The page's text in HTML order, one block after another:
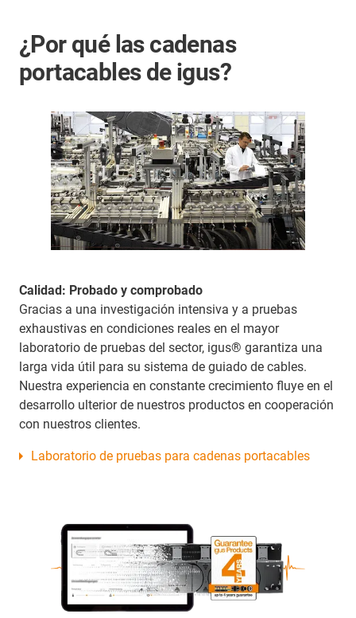
¿Por qué las cadenas
portacables de igus?
Calidad: Probado y comprobado
Gracias a una investigación intensiva y a pruebas
exhaustivas en condiciones reales en el mayor
laboratorio de pruebas del sector, igus® garantiza una
larga vida útil para su sistema de guiado de cables.
Nuestra experiencia en constante crecimiento fluye en el
desarrollo ulterior de nuestros productos en cooperación
con nuestros clientes.
Laboratorio de pruebas para cadenas portacables